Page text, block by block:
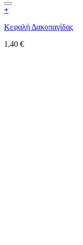
+
Κεφαλή Δακοπαγίδας
1,40 €